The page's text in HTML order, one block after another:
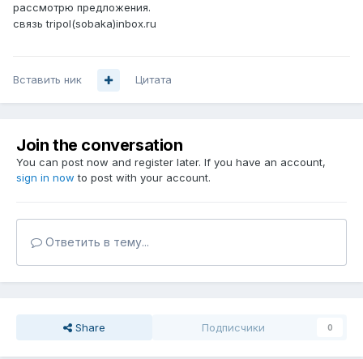
рассмотрю предложения.
связь tripol(sobaka)inbox.ru
Вставить ник Цитата
Join the conversation
You can post now and register later. If you have an account,
sign in now to post with your account.
Ответить в тему...
Share Подписчики 0